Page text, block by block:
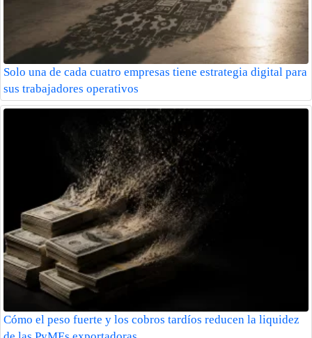
Solo una de cada cuatro empresas tiene estrategia digital para
sus trabajadores operativos
Cómo el peso fuerte y los cobros tardíos reducen la liquidez